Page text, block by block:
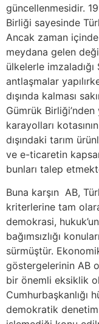
güncellenmesidir.
Birliği sayesinde
Ancak zaman
meydana gelen
ülkelerle
antlaşmalar
dışında kalması
Gümrük
karayolları
dışındaki tarım
ve e-ticaretin
bunları talep
Buna karşın AB,
kriterlerine tam
demokrasi,
bağımsızlığı
sürmüştür.
göstergelerinin AB
bir önemli eksiklik
Cumhurbaşkanlığı
demokratik denetim